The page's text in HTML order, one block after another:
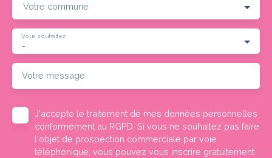
Votre commune
-
Vous souhaitez
Votre message
J'accepte le traitement de mes données personnelles
conformément au RGPD. Si vous ne souhaitez pas faire
l'objet de prospection commerciale par voie
téléphonique, vous pouvez vous inscrire gratuitement